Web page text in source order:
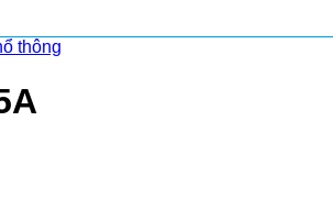
thông